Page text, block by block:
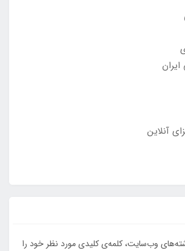
آنلاین
وب‌سایت، کلمه‌ی کلیدی مورد نظر خود را